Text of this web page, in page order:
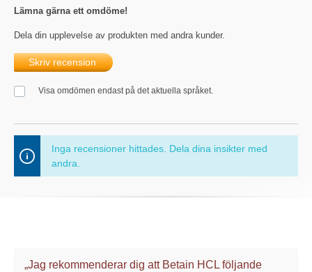
Lämna gärna ett omdöme!
Dela din upplevelse av produkten med andra kunder.
Skriv recension
Visa omdömen endast på det aktuella språket.
Inga recensioner hittades. Dela dina insikter med
andra.
„Jag rekommenderar dig att Betain HCL följande